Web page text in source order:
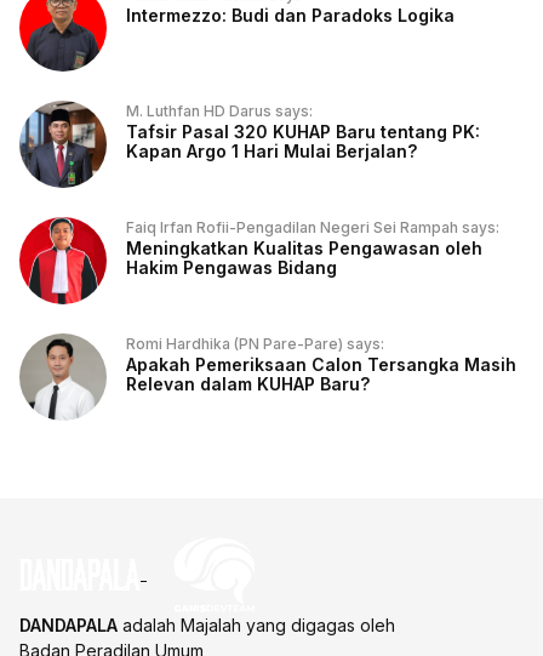
Intermezzo: Budi dan Paradoks Logika
M. Luthfan HD Darus says:
Tafsir Pasal 320 KUHAP Baru tentang PK:
Kapan Argo 1 Hari Mulai Berjalan?
Faiq Irfan Rofii-Pengadilan Negeri Sei Rampah says:
Meningkatkan Kualitas Pengawasan oleh
Hakim Pengawas Bidang
Romi Hardhika (PN Pare-Pare) says:
Apakah Pemeriksaan Calon Tersangka Masih
Relevan dalam KUHAP Baru?
DANDAPALA adalah Majalah yang digagas oleh
Badan Peradilan Umum